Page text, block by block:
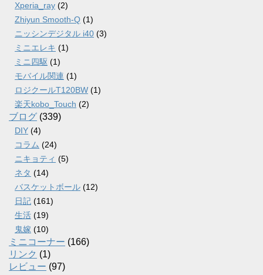
Xperia_ray (2)
Zhiyun Smooth-Q (1)
ニッシンデジタル i40 (3)
ミニエレキ (1)
ミニ四駆 (1)
モバイル関連 (1)
ロジクールT120BW (1)
楽天kobo_Touch (2)
ブログ (339)
DIY (4)
コラム (24)
ニキョティ (5)
ネタ (14)
バスケットボール (12)
日記 (161)
生活 (19)
鬼嫁 (10)
ミニコーナー (166)
リンク (1)
レビュー (97)